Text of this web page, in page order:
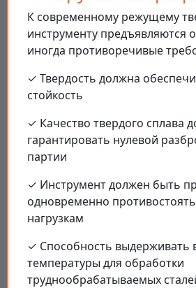
К современному режущему
инструменту предъявляются
иногда противоречивые
✓ Твердость должна
стойкость
✓ Качество твердого сплава
гарантировать нулевой
партии
✓ Инструмент должен быть
одновременно
нагрузкам
✓ Способность выдерживать
температуры для обработки
труднообрабатываемых